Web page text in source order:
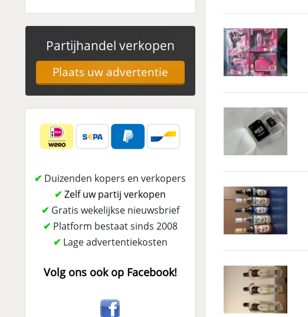
Partijhandel verkopen
Plaats uw advertentie
✔ Duizenden kopers en verkopers
✔ Zelf uw partij verkopen
✔ Gratis wekelijkse nieuwsbrief
✔ Platform bestaat sinds 2008
✔ Lage advertentiekosten
Volg ons ook op Facebook!